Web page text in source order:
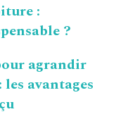
:
?
agrandir
avantages